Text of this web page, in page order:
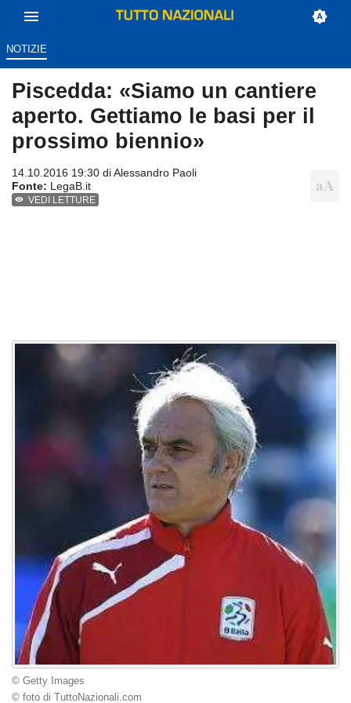
NOTIZIE
Piscedda: «Siamo un cantiere
aperto. Gettiamo le basi per il
prossimo biennio»
14.10.2016 19:30 diAlessandro Paoli
Fonte: LegaB.it
VEDI LETTURE
© Getty Images
© foto di TuttoNazionali.com